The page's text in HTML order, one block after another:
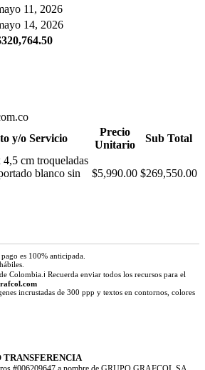
11, 2026
14, 2026
y/o Servicio
Precio
Unitario
Sub Total
4,5 cm troqueladas
blanco sin
$5,990.00 $269,550.00
es 100% anticipada.
Colombia.ℹ Recuerda enviar todos los recursos para el
incrustadas de 300 ppp y textos en contornos, colores